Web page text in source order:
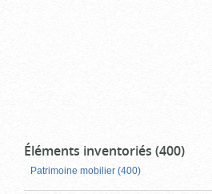
Éléments inventoriés (400)
Patrimoine mobilier (400)